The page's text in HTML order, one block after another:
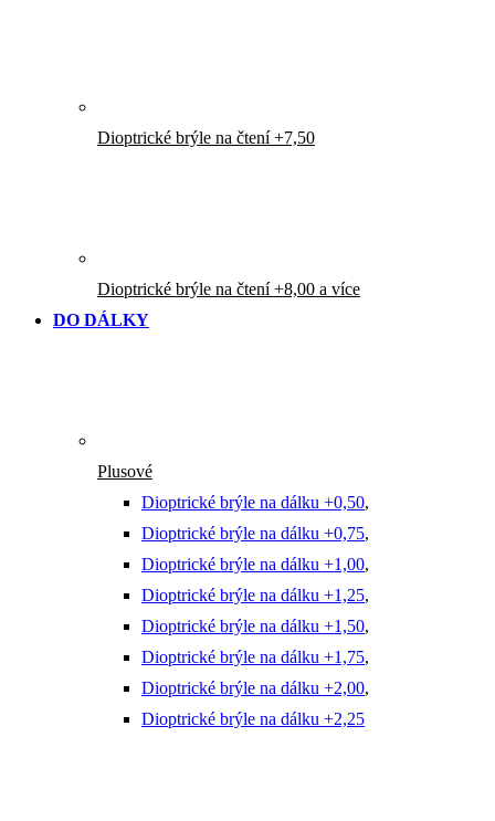
Dioptrické brýle na čtení +7,50
Dioptrické brýle na čtení +8,00 a více
DO DÁLKY
Plusové
Dioptrické brýle na dálku +0,50,
Dioptrické brýle na dálku +0,75,
Dioptrické brýle na dálku +1,00,
Dioptrické brýle na dálku +1,25,
Dioptrické brýle na dálku +1,50,
Dioptrické brýle na dálku +1,75,
Dioptrické brýle na dálku +2,00,
Dioptrické brýle na dálku +2,25